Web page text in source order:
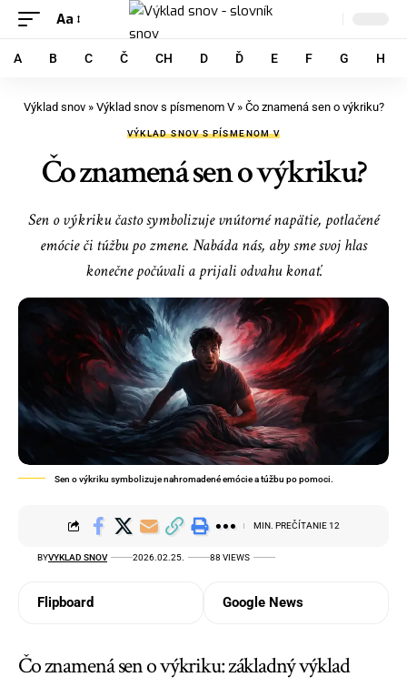
Aa
A B C Č CH D Ď E F G H
Výklad snov» Výklad snov s písmenom V» Čo znamená sen o výkriku?
VÝKLAD SNOV S PÍSMENOM V
Čo znamená sen o výkriku?
Sen o výkriku často symbolizuje vnútorné napätie, potlačené
emócie či túžbu po zmene. Nabáda nás, aby sme svoj hlas
konečne počúvali a prijali odvahu konať.
Sen o výkriku symbolizuje nahromadené emócie a túžbu po pomoci.
BYVYKLAD SNOV 2026.02.25. 88 VIEWS
MIN. PREČÍTANIE 12
Flipboard Google News
Čo znamená sen o výkriku: základný výklad